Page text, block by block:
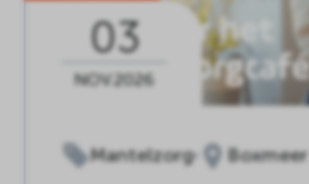
03
NOV.2026
Mantelzorg Boxmeer